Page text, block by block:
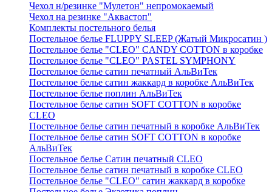
Чехол н/резинке "Мулетон" непромокаемый
Чехол на резинке "Аквастоп"
Комплекты постельного белья
Постельное белье FLUPPY SLEEP (Жатый Микросатин )
Постельное белье "CLEO" CANDY COTTON в коробке
Постельное белье "CLEO" PASTEL SYMPHONY
Постельное белье сатин печатный АльВиТек
Постельное белье сатин жаккард в коробке АльВиТек
Постельное белье поплин АльВиТек
Постельное белье сатин SOFT COTTON в коробке
CLEO
Постельное белье сатин печатный в коробке АльВиТек
Постельное белье сатин SOFT COTTON в коробке
АльВиТек
Постельное белье Сатин печатный CLEO
Постельное белье сатин печатный в коробке CLEO
Постельное белье "CLEO" сатин жаккард в коробке